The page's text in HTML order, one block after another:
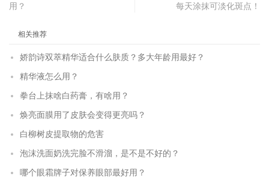
用？
每天涂抹可淡化斑点！
相关推荐
娇韵诗双萃精华适合什么肤质？多大年龄用最好？
精华液怎么用？
拳台上抹啥白药膏，有啥用？
焕亮面膜用了皮肤会变得更亮吗？
白柳树皮提取物的危害
泡沫洗面奶洗完脸不滑溜，是不是不好的？
哪个眼霜牌子对保养眼部最好用？